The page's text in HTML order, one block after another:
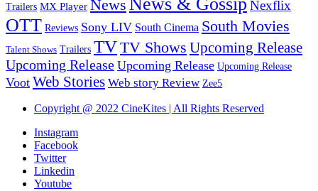
Trailers MX Player News News & Gossip Nexflix
OTT Reviews Sony LIV South Cinema South Movies
Talent Shows Trailers TVTV Shows Upcoming Release
Upcoming Release Upcoming Release Upcoming Release
Voot Web Stories Web story Review Zee5
Copyright @ 2022 CineKites | All Rights Reserved
Instagram
Facebook
Twitter
Linkedin
Youtube